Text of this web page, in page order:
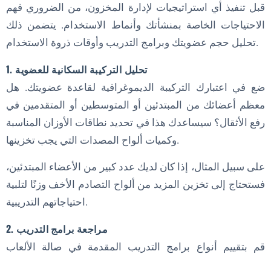
قبل تنفيذ أي استراتيجيات لإدارة المخزون، من الضروري فهم
الاحتياجات الخاصة بمنشأتك وأنماط الاستخدام. يتضمن ذلك
تحليل حجم عضويتك وبرامج التدريب وأوقات ذروة الاستخدام.
1. تحليل التركيبة السكانية للعضوية
ضع في اعتبارك التركيبة الديموغرافية لقاعدة عضويتك. هل
معظم أعضائك من المبتدئين أو المتوسطين أو المتقدمين في
رفع الأثقال؟ سيساعدك هذا في تحديد نطاقات الأوزان المناسبة
وكميات ألواح المصدات التي يجب تخزينها.
على سبيل المثال، إذا كان لديك عدد كبير من الأعضاء المبتدئين،
فستحتاج إلى تخزين المزيد من ألواح التصادم الأخف وزنًا لتلبية
احتياجاتهم التدريبية.
2. مراجعة برامج التدريب
قم بتقييم أنواع برامج التدريب المقدمة في صالة الألعاب